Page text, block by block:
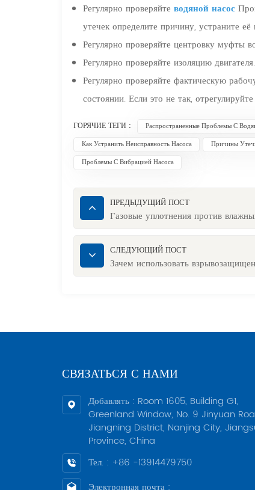
Регулярно проверяйтеводяной насос
утечек определите причину, устраните
Регулярно проверяйте центровку муфты
Регулярно проверяйте изоляцию двигателя.
Регулярно проверяйте фактическую
состоянии. Если это не так,
ГОРЯЧИЕ ТЕГИ : Распространенные Проблемы С
Как Устранить Неисправность Насоса
Причины
Проблемы С Вибрацией Насоса
ПРЕДЫДУЩИЙ ПОСТ
Газовые уплотнения против
СЛЕДУЮЩИЙ ПОСТ
Зачем использовать
СВЯЗАТЬСЯ С НАМИ
Добавлять : Room 1605, Building G1,
Greenland Window, No. 9 Jinyuan
Jiangning District, Nanjing City,
Province, China
Тел. : +86 -13914479750